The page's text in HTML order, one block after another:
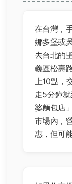
在台灣，
娜多堡或
去台北的
義區松壽
上10點，
走5分鐘
婆麵包店
市場內，
惠，但可